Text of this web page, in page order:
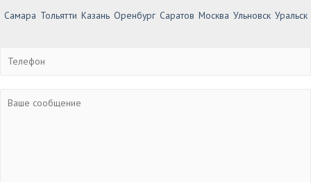
Самара Тольятти Казань Оренбург Саратов Москва Ульновск Уральск